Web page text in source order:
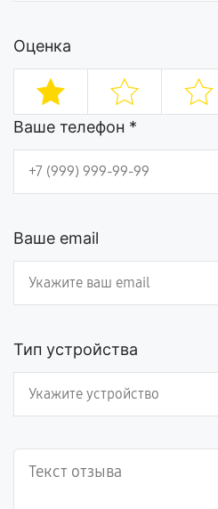
Оценка
Ваше телефон *
Ваше email
Тип устройства